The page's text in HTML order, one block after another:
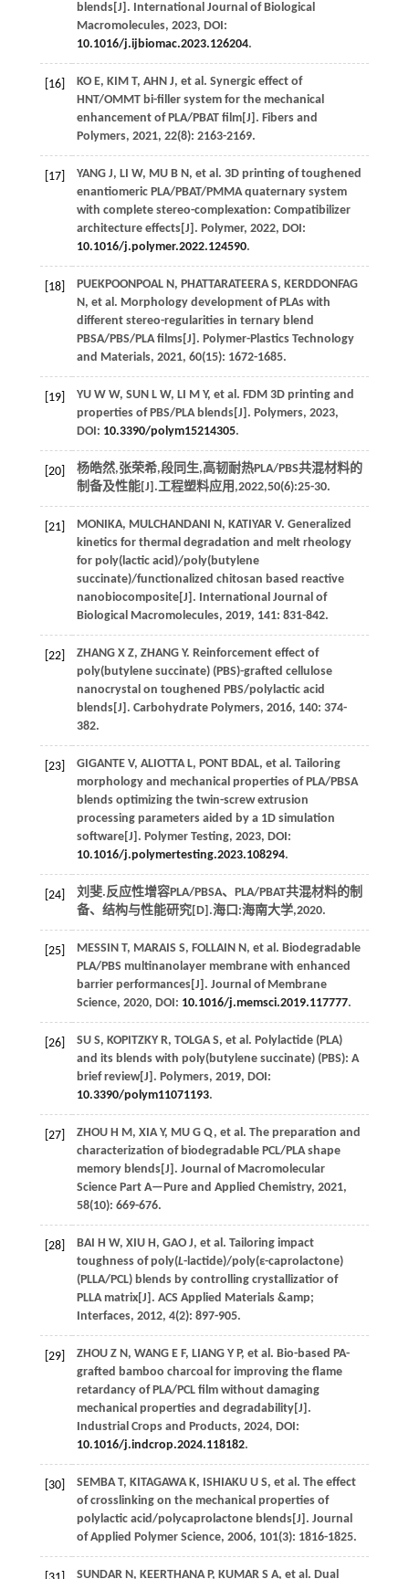
blends[J]. International Journal of Biological
Macromolecules, 2023, DOI:
10.1016/j.ijbiomac.2023.126204.
[16] KO E, KIM T, AHN J, et al. Synergic effect of
HNT/OMMT bi-filler system for the mechanical
enhancement of PLA/PBAT film[J]. Fibers and
Polymers, 2021, 22(8): 2163-2169.
[17] YANG J, LI W, MU B N, et al. 3D printing of toughened
enantiomeric PLA/PBAT/PMMA quaternary system
with complete stereo-complexation: Compatibilizer
architecture effects[J]. Polymer, 2022, DOI:
10.1016/j.polymer.2022.124590.
[18] PUEKPOONPOAL N, PHATTARATEERA S, KERDDONFAG
N, et al. Morphology development of PLAs with
different stereo-regularities in ternary blend
PBSA/PBS/PLA films[J]. Polymer-Plastics Technology
and Materials, 2021, 60(15): 1672-1685.
[19] YU W W, SUN L W, LI M Y, et al. FDM 3D printing and
properties of PBS/PLA blends[J]. Polymers, 2023,
DOI: 10.3390/polym15214305.
[20]
杨皓然,张荣希,段同生,高韧耐热PLA/PBS共混材料的
制备及性能[J].工程塑料应用 ,2022,50(6):25-30.
[21] MONIKA, MULCHANDANI N, KATIYAR V. Generalized
kinetics for thermal degradation and melt rheology
for poly(lactic acid)/poly(butylene
succinate)/functionalized chitosan based reactive
nanobiocomposite[J]. International Journal of
Biological Macromolecules, 2019, 141: 831-842.
[22] ZHANG X Z, ZHANG Y. Reinforcement effect of
poly(butylene succinate) (PBS)-grafted cellulose
nanocrystal on toughened PBS/polylactic acid
blends[J]. Carbohydrate Polymers, 2016, 140: 374-
382.
[23] GIGANTE V, ALIOTTA L, PONT BDAL, et al. Tailoring
morphology and mechanical properties of PLA/PBSA
blends optimizing the twin-screw extrusion
processing parameters aided by a 1D simulation
software[J]. Polymer Testing, 2023, DOI:
10.1016/j.polymertesting.2023.108294.
[24]
刘斐.反应性增容PLA/PBSA、PLA/PBAT共混材料的制
备、结构与性能研究[D].海口:海南大学,2020.
[25] MESSIN T, MARAIS S, FOLLAIN N, et al. Biodegradable
PLA/PBS multinanolayer membrane with enhanced
barrier performances[J]. Journal of Membrane
Science, 2020, DOI: 10.1016/j.memsci.2019.117777.
[26] SU S, KOPITZKY R, TOLGA S, et al. Polylactide (PLA)
and its blends with poly(butylene succinate) (PBS): A
brief review[J]. Polymers, 2019, DOI:
10.3390/polym11071193.
[27] ZHOU H M, XIA Y, MU G Q, et al. The preparation and
characterization of biodegradable PCL/PLA shape
memory blends[J]. Journal of Macromolecular
Science Part A—Pure and Applied Chemistry, 2021,
58(10): 669-676.
[28] BAI H W, XIU H, GAO J, et al. Tailoring impact
toughness of poly(L-lactide)/poly(ε-caprolactone)
(PLLA/PCL) blends by controlling crystallizatior of
PLLA matrix[J]. ACS Applied Materials &amp;
Interfaces, 2012, 4(2): 897-905.
[29] ZHOU Z N, WANG E F, LIANG Y P, et al. Bio-based PA-
grafted bamboo charcoal for improving the flame
retardancy of PLA/PCL film without damaging
mechanical properties and degradability[J].
Industrial Crops and Products, 2024, DOI:
10.1016/j.indcrop.2024.118182.
[30] SEMBA T, KITAGAWA K, ISHIAKU U S, et al. The effect
of crosslinking on the mechanical properties of
polylactic acid/polycaprolactone blends[J]. Journal
of Applied Polymer Science, 2006, 101(3): 1816-1825.
SUNDAR N, KEERTHANA P, KUMAR S A, et al. Dual